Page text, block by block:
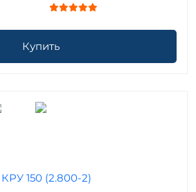
Купить